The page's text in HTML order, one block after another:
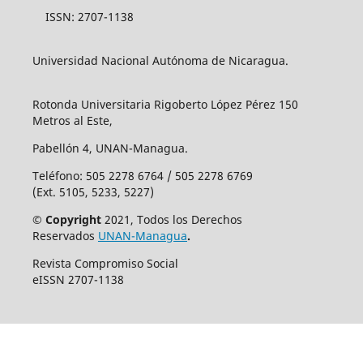
ISSN: 2707-1138
Universidad Nacional Autónoma de Nicaragua.
Rotonda Universitaria Rigoberto López Pérez 150
Metros al Este,
Pabellón 4, UNAN-Managua.
Teléfono: 505 2278 6764 / 505 2278 6769
(Ext. 5105, 5233, 5227)
© Copyright2021, Todos los Derechos
Reservados UNAN-Managua.
Revista Compromiso Social
eISSN 2707-1138